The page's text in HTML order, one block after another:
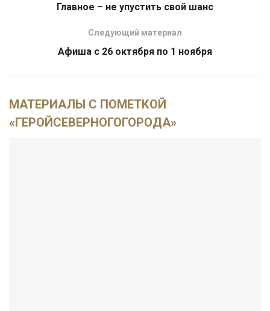
Главное – не упустить свой шанс
Следующий материал
Афиша с 26 октября по 1 ноября
МАТЕРИАЛЫ С ПОМЕТКОЙ
«ГЕРОЙСЕВЕРНОГОГОРОДА»